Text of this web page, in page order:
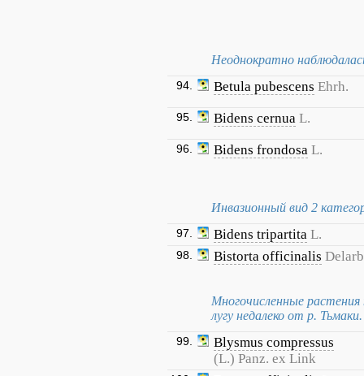
Неоднократно
94. Betula pubescens Ehrh.
95. Bidens cernua L.
96. Bidens frondosa L.
Инвазионный вид 2
97. Bidens tripartita L.
98. Bistorta officinalis
Многочисленные растения
лугу недалеко от р. Тьмаки.
99.
Blysmus compressus
(L.) Panz. ex Link